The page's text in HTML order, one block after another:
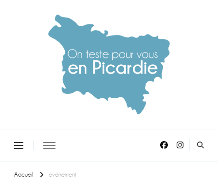
Accueil événement